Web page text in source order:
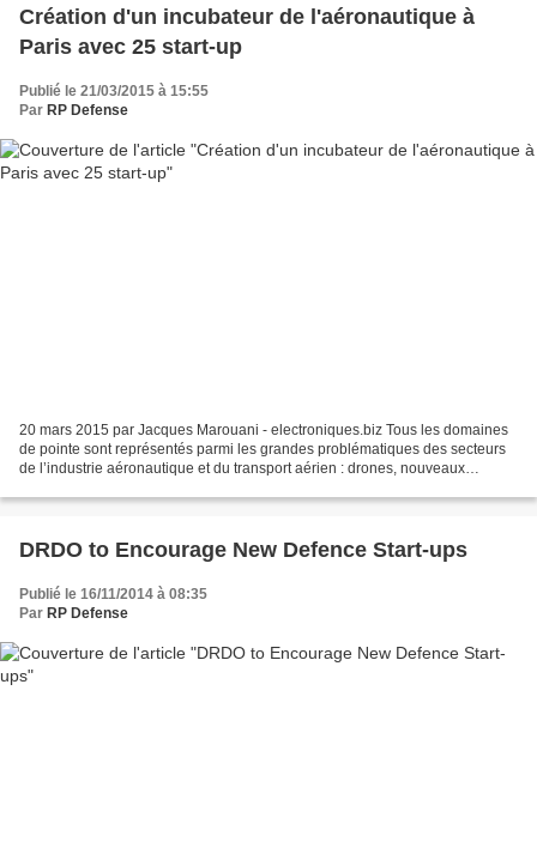
Création d'un incubateur de l'aéronautique à
Paris avec 25 start-up
Publié le 21/03/2015 à 15:55
Par RP Defense
20 mars 2015 par Jacques Marouani - electroniques.biz Tous les domaines
de pointe sont représentés parmi les grandes problématiques des secteurs
de l’industrie aéronautique et du transport aérien : drones, nouveaux
DRDO to Encourage New Defence Start-ups
Publié le 16/11/2014 à 08:35
Par RP Defense